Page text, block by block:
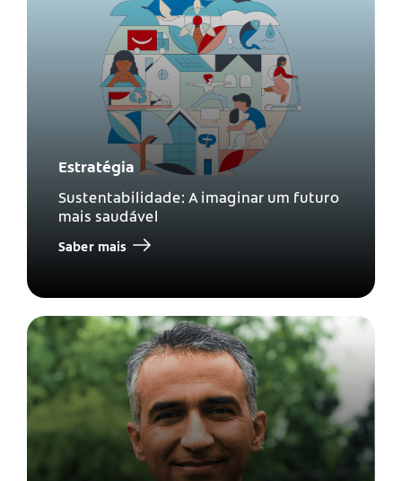
Estratégia
Sustentabilidade: A imaginar um futuro
mais saudável
Saber mais